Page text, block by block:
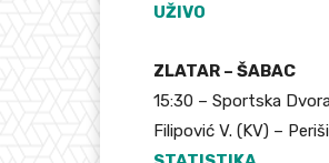
UŽIVO
ZLATAR – ŠABAC
15:30 – Sportska
Filipović V. (KV) –